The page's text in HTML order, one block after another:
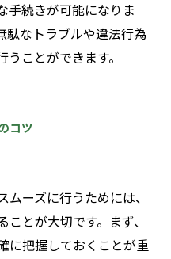
手続きが可能になりま
駄なトラブルや違法行為
ことができます。
コツ
ーズに行うためには、
とが大切です。まず、
に把握しておくことが重